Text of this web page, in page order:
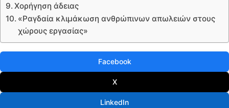
Χορήγηση άδειας
«Ραγδαία κλιμάκωση ανθρώπινων απωλειών στους
χώρους εργασίας»
Facebook
X
LinkedIn